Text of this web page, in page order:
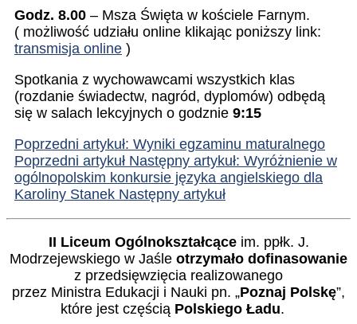
Godz. 8.00 – Msza Święta w kościele Farnym.
( możliwość udziału online klikając poniższy link:
transmisja online )
Spotkania z wychowawcami wszystkich klas
(rozdanie świadectw, nagród, dyplomów) odbędą
się w salach lekcyjnych o godznie 9:15
Poprzedni artykuł: Wyniki egzaminu maturalnego
Poprzedni artykuł Następny artykuł: Wyróżnienie w
ogólnopolskim konkursie języka angielskiego dla
Karoliny Stanek Następny artykuł
II Liceum Ogólnokształcąceim. ppłk. J.
Modrzejewskiego w Jaśle otrzymało dofinasowanie
z przedsięwzięcia realizowanego
przez Ministra Edukacji i Nauki pn. „Poznaj Polskę”,
które jest częścią Polskiego Ładu.